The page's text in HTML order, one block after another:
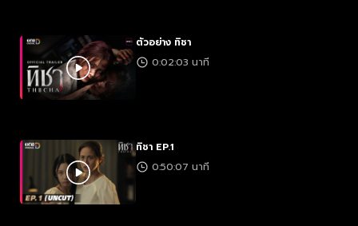
ตัวอย่าง ทิชา
0:02:03 นาที
ทิชา EP.1
0:50:07 นาที